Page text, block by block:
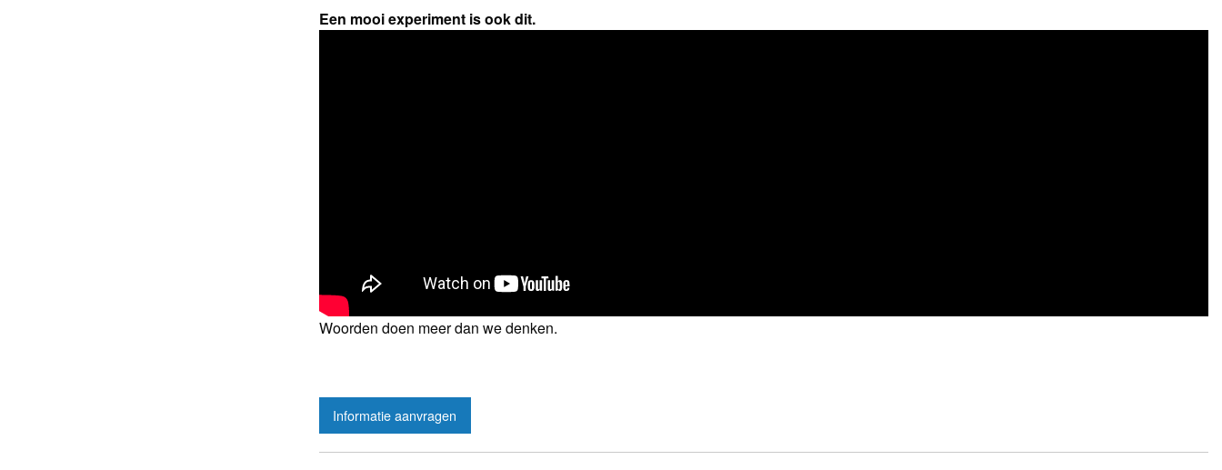
Een mooi experiment is ook dit.
Woorden doen meer dan we denken.
Informatie aanvragen